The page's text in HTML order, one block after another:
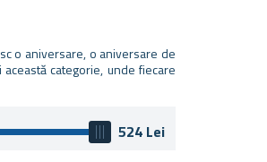
o aniversare, o aniversare de
categorie, unde fiecare
524 Lei